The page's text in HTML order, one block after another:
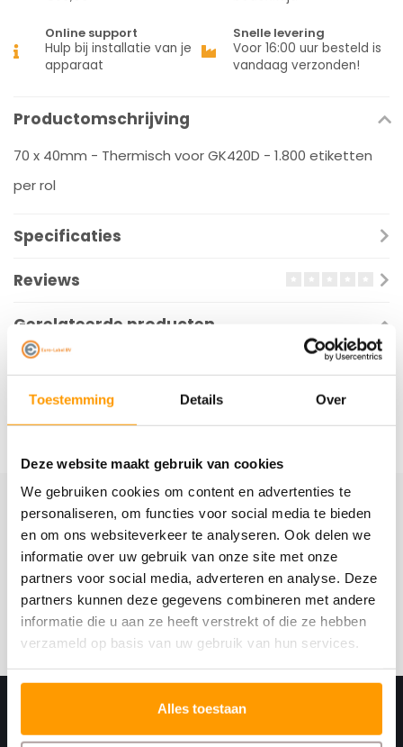
Toestemming Details Over
Deze website maakt gebruik van cookies
We gebruiken cookies om content en advertenties te
personaliseren, om functies voor social media te bieden
en om ons websiteverkeer te analyseren. Ook delen we
informatie over uw gebruik van onze site met onze
partners voor social media, adverteren en analyse. Deze
partners kunnen deze gegevens combineren met andere
informatie die u aan ze heeft verstrekt of die ze hebben
verzameld op basis van uw gebruik van hun services.
Alles toestaan
Online support
Hulp bij installatie van je
apparaat
Snelle levering
Voor 16:00 uur besteld is
vandaag verzonden!
Productomschrijving
70 x 40mm - Thermisch voor GK420D - 1.800 etiketten
per rol
Specificaties
Reviews
Gerelateerde producten
Schrijf je hier in voor onze nieuwsbrief
Ontvang onze nieuwste aanbiedingen en
kortingscodes
Abonneer